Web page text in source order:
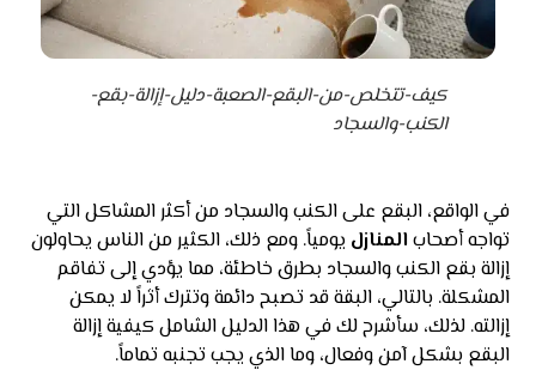
كيف-تتخلص-من-البقع-الصعبة-دليل-إزالة-بقع-
الكنب-والسجاد
في الواقع، البقع على الكنب والسجاد من أكثر المشاكل التي
تواجه أصحاب المنازل يومياً. ومع ذلك، الكثير من الناس يحاولون
إزالة بقع الكنب والسجاد بطرق خاطئة، مما يؤدي إلى تفاقم
المشكلة. بالتالي، البقة قد تصبح دائمة وتترك أثراً لا يمكن
إزالته. لذلك، سأشرح لك في هذا الدليل الشامل كيفية إزالة
البقع بشكل آمن وفعال، وما الذي يجب تجنبه تماماً.